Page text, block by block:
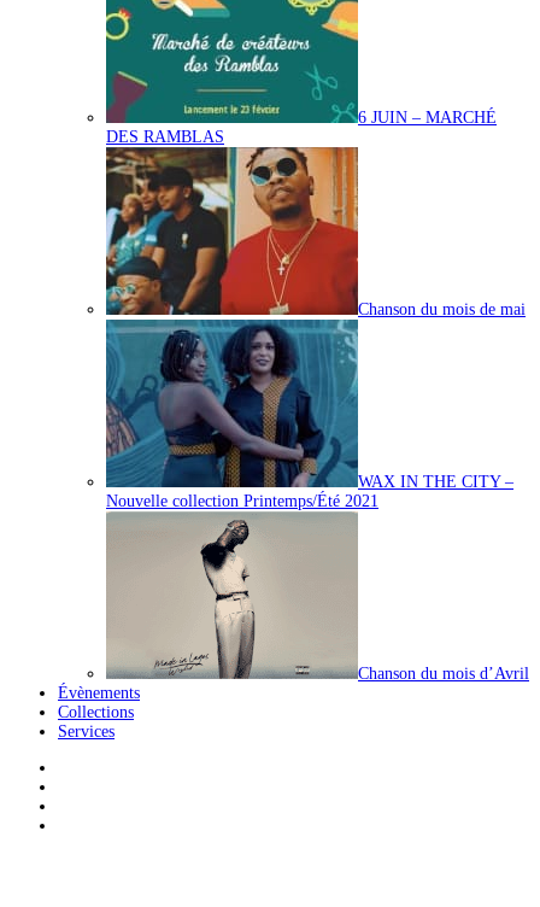
6 JUIN – MARCHÉ
DES RAMBLAS
Chanson du mois de mai
WAX IN THE CITY –
Nouvelle collection Printemps/Été 2021
Chanson du mois d’Avril
Évènements
Collections
Services